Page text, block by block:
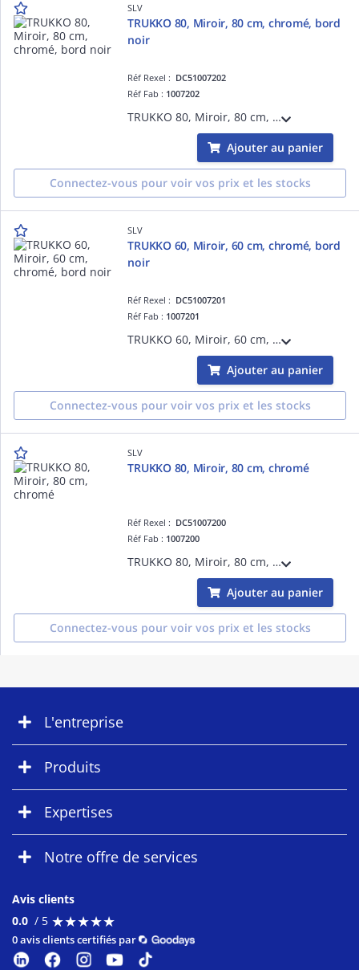
SLV
TRUKKO 80, Miroir, 80 cm, chromé, bord
noir
Réf Rexel : DC51007202
Réf Fab : 1007202
TRUKKO 80, Miroir, 80 cm, chromé, bord noir
Ajouter au panier
Connectez-vous pour voir vos prix et les stocks
SLV
TRUKKO 60, Miroir, 60 cm, chromé, bord
noir
Réf Rexel : DC51007201
Réf Fab : 1007201
TRUKKO 60, Miroir, 60 cm, chromé, bord noir
Ajouter au panier
Connectez-vous pour voir vos prix et les stocks
SLV
TRUKKO 80, Miroir, 80 cm, chromé
Réf Rexel : DC51007200
Réf Fab : 1007200
TRUKKO 80, Miroir, 80 cm, chromé
Ajouter au panier
Connectez-vous pour voir vos prix et les stocks
L'entreprise
Produits
Expertises
Notre offre de services
Avis clients
0.0 / 5 ★★★★★
★★★★★
0 avis clients certifiés par